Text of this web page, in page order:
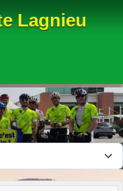
Lagnieu